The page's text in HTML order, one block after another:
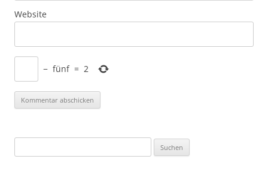
Website
− fünf = 2
nach: